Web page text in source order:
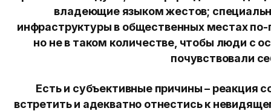
владеющие языком жестов;
инфраструктуры в общественных местах
но не в таком количестве, чтобы люди с
почувствовали
Есть и субъективные причины – реакция
встретить и адекватно отнестись к